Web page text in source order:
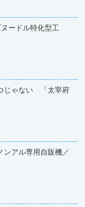
ードル特化型工
じゃない 「太宰府
ンアル専用自販機／